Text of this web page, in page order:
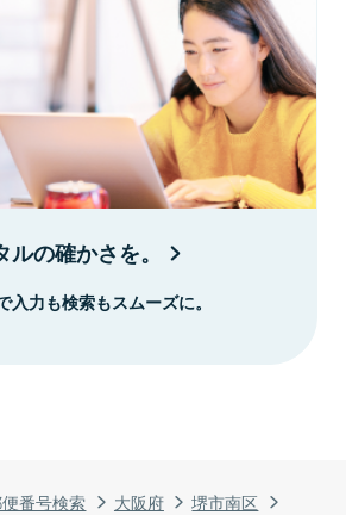
番号検索 大阪府
堺市南区
の確かさを。
入力も検索もスムーズに。